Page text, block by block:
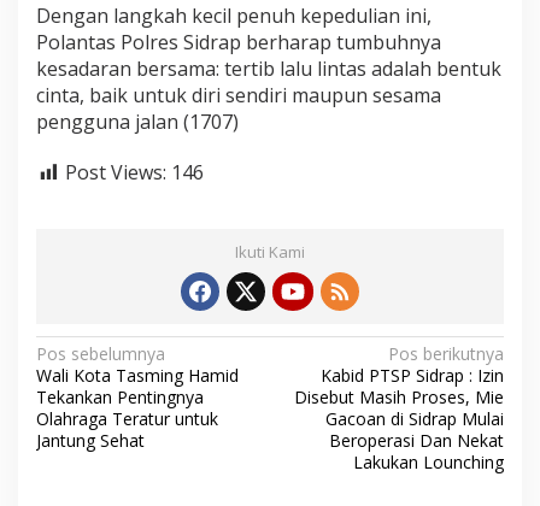
Dengan langkah kecil penuh kepedulian ini,
Polantas Polres Sidrap berharap tumbuhnya
kesadaran bersama: tertib lalu lintas adalah bentuk
cinta, baik untuk diri sendiri maupun sesama
pengguna jalan (1707)
Post Views: 146
Ikuti Kami
N
a
v
i
Pos sebelumnya
Wali Kota Tasming Hamid
Tekankan Pentingnya
Olahraga Teratur untuk
Jantung Sehat
Pos berikutnya
Kabid PTSP Sidrap : Izin
Disebut Masih Proses, Mie
Gacoan di Sidrap Mulai
Beroperasi Dan Nekat
Lakukan Lounching